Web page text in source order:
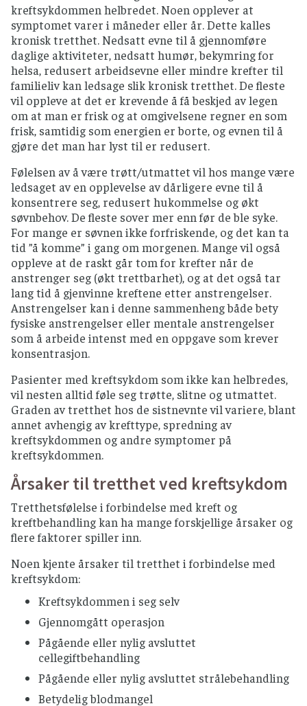
kreftsykdommen helbredet. Noen opplever at
symptomet varer i måneder eller år. Dette kalles
kronisk tretthet. Nedsatt evne til å gjennomføre
daglige aktiviteter, nedsatt humør, bekymring for
helsa, redusert arbeidsevne eller mindre krefter til
familieliv kan ledsage slik kronisk tretthet. De fleste
vil oppleve at det er krevende å få beskjed av legen
om at man er frisk og at omgivelsene regner en som
frisk, samtidig som energien er borte, og evnen til å
gjøre det man har lyst til er redusert.
Følelsen av å være trøtt/utmattet vil hos mange være
ledsaget av en opplevelse av dårligere evne til å
konsentrere seg, redusert hukommelse og økt
søvnbehov. De fleste sover mer enn før de ble syke.
For mange er søvnen ikke forfriskende, og det kan ta
tid ”å komme” i gang om morgenen. Mange vil også
oppleve at de raskt går tom for krefter når de
anstrenger seg (økt trettbarhet), og at det også tar
lang tid å gjenvinne kreftene etter anstrengelser.
Anstrengelser kan i denne sammenheng både bety
fysiske anstrengelser eller mentale anstrengelser
som å arbeide intenst med en oppgave som krever
konsentrasjon.
Pasienter med kreftsykdom som ikke kan helbredes,
vil nesten alltid føle seg trøtte, slitne og utmattet.
Graden av tretthet hos de sistnevnte vil variere, blant
annet avhengig av krefttype, spredning av
kreftsykdommen og andre symptomer på
kreftsykdommen.
Årsaker til tretthet ved kreftsykdom
Tretthetsfølelse i forbindelse med kreft og
kreftbehandling kan ha mange forskjellige årsaker og
flere faktorer spiller inn.
Noen kjente årsaker til tretthet i forbindelse med
kreftsykdom:
Kreftsykdommen i seg selv
Gjennomgått operasjon
Pågående eller nylig avsluttet
cellegiftbehandling
Pågående eller nylig avsluttet strålebehandling
Betydelig blodmangel